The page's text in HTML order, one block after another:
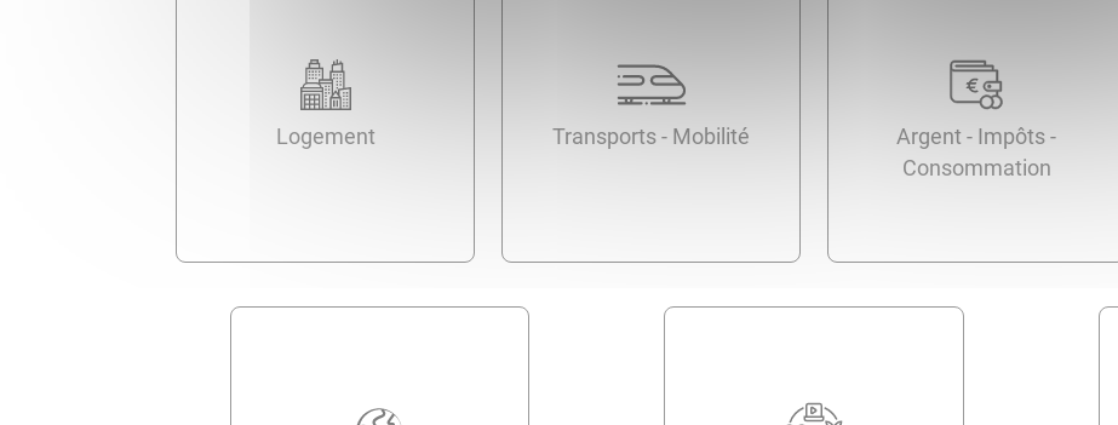
Logement Transports - Mobilité
Argent - Impôts -
Consommation